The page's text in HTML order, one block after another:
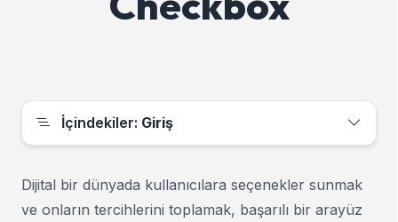
İçindekiler: Giriş
Dijital bir dünyada kullanıcılara seçenekler sunmak
ve onların tercihlerini toplamak, başarılı bir arayüz